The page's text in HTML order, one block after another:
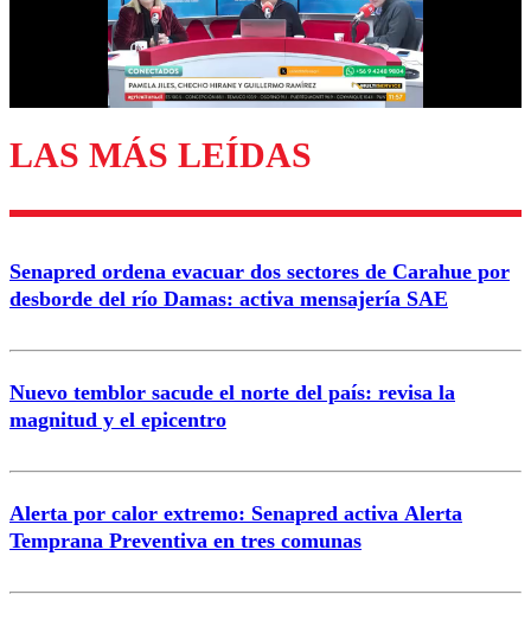
Enviar comentario
LAS MÁS LEÍDAS
Senapred ordena evacuar dos sectores de Carahue por
desborde del río Damas: activa mensajería SAE
Nuevo temblor sacude el norte del país: revisa la
magnitud y el epicentro
Alerta por calor extremo: Senapred activa Alerta
Temprana Preventiva en tres comunas